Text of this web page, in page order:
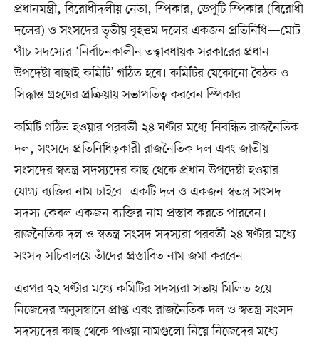
প্রধানমন্ত্রী, বিরোধীদলীয় নেতা, স্পিকার, ডেপুটি স্পিকার (বিরোধী
দলের) ও সংসদের তৃতীয় বৃহত্তম দলের একজন প্রতিনিধি—মোট
পাঁচ সদস্যের ‘নির্বাচনকালীন তত্ত্বাবধায়ক সরকারের প্রধান
উপদেষ্টা বাছাই কমিটি’ গঠিত হবে। কমিটির যেকোনো বৈঠক ও
সিদ্ধান্ত গ্রহণের প্রক্রিয়ায় সভাপতিত্ব করবেন স্পিকার।
কমিটি গঠিত হওয়ার পরবর্তী ২৪ ঘণ্টার মধ্যে নিবন্ধিত রাজনৈতিক
দল, সংসদে প্রতিনিধিত্বকারী রাজনৈতিক দল এবং জাতীয়
সংসদের স্বতন্ত্র সদস্যদের কাছ থেকে প্রধান উপদেষ্টা হওয়ার
যোগ্য ব্যক্তির নাম চাইবে। একটি দল ও একজন স্বতন্ত্র সংসদ
সদস্য কেবল একজন ব্যক্তির নাম প্রস্তাব করতে পারবেন।
রাজনৈতিক দল ও স্বতন্ত্র সংসদ সদস্যরা পরবর্তী ২৪ ঘণ্টার মধ্যে
সংসদ সচিবালয়ে তাঁদের প্রস্তাবিত নাম জমা করবেন।
এরপর ৭২ ঘণ্টার মধ্যে কমিটির সদস্যরা সভায় মিলিত হয়ে
নিজেদের অনুসন্ধানে প্রাপ্ত এবং রাজনৈতিক দল ও স্বতন্ত্র সংসদ
সদস্যদের কাছ থেকে পাওয়া নামগুলো নিয়ে নিজেদের মধ্যে